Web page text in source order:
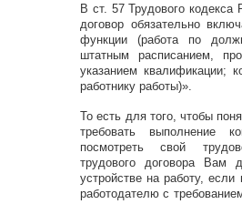
В ст. 57 Трудового кодекса
договор обязательно
функции (работа по
штатным расписанием,
указанием квалификации;
работнику работы)».
То есть для того, чтобы
требовать выполнение
посмотреть свой
трудового договора
устройстве на работу,
работодателю с